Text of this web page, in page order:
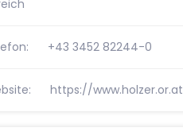
+43 3452 82244-0
https://www.holzer.or.at